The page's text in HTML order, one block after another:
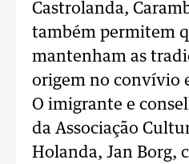
Castrolanda,
também permitem
mantenham as
origem no convívio
O imigrante e
da Associação
Holanda, Jan Borg,